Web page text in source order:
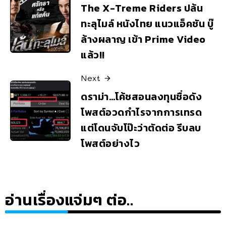
The X-Treme Riders ปล้น
ทะลุไมล์ หนังไทย แนวแอ็คชัน บู๊
ล้างผลาญ เข้า Prime Video
แล้ว!!
Next
ดราม่า…โค้ชสอนลงทุนชื่อดัง
โพสต์อวดกำไรจากการเทรด
แต่โดนจับโป๊ะว่าตัดต่อ รีบลบ
โพสต์อย่างไว
อ่านเรื่องแจ่มๆ ต่อ..